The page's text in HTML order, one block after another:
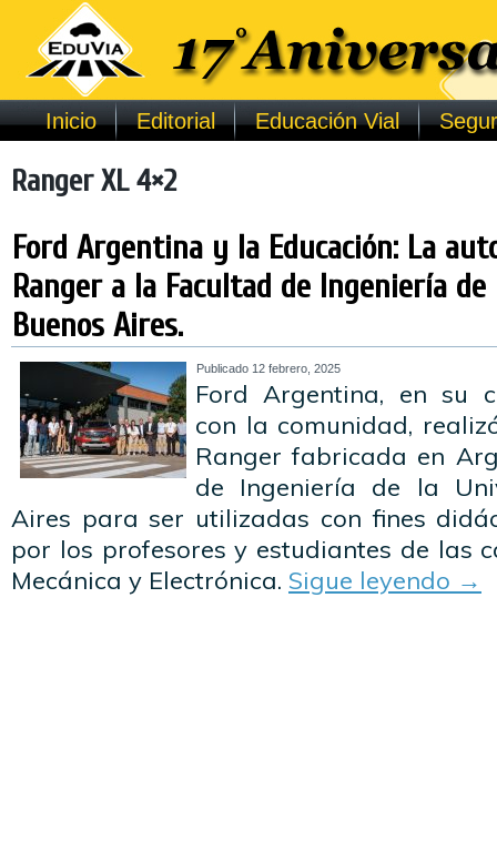
Inicio Editorial Educación Vial
Ranger XL 4×2
Ford Argentina y la Educación: La
Ranger a la Facultad de Ingeniería
Buenos Aires.
Publicado 12 febrero, 2025
Ford Argentina, en su
con la comunidad,
Ranger fabricada en
de Ingeniería de la
Aires para ser utilizadas con fines
por los profesores y estudiantes de las
Mecánica y Electrónica. Sigue leyendo →